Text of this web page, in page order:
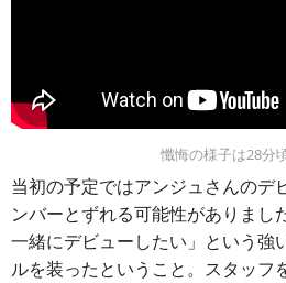
懺悔の様子は28分
当初の予定ではアンジュさんのデ
ンバーとずれる可能性がありまし
一緒にデビューしたい」という強
ルを装ったということ。スタッフ